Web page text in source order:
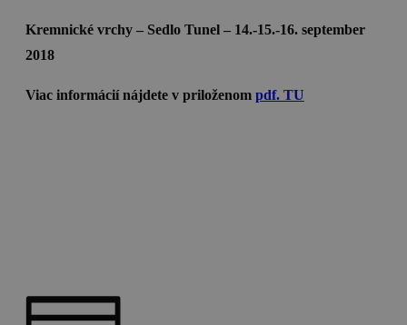
Kremnické vrchy – Sedlo Tunel – 14.-15.-16. september
2018
Viac informácií nájdete v priloženom pdf. TU